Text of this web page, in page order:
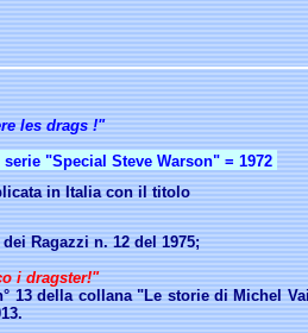
les drags !"
"Special Steve Warson" = 1972
in Italia con il titolo
Ragazzi n. 12 del 1975;
i dragster!"
13 della collana "Le storie di Michel